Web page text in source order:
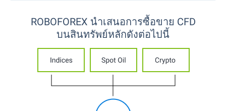
ROBOFOREX นำเสนอการซื้อขาย CFD
บนสินทรัพย์หลักดังต่อไปนี้